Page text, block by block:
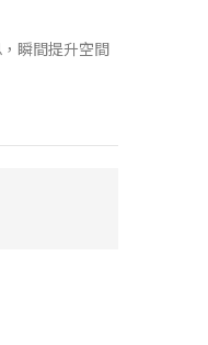
瞬間提升空間